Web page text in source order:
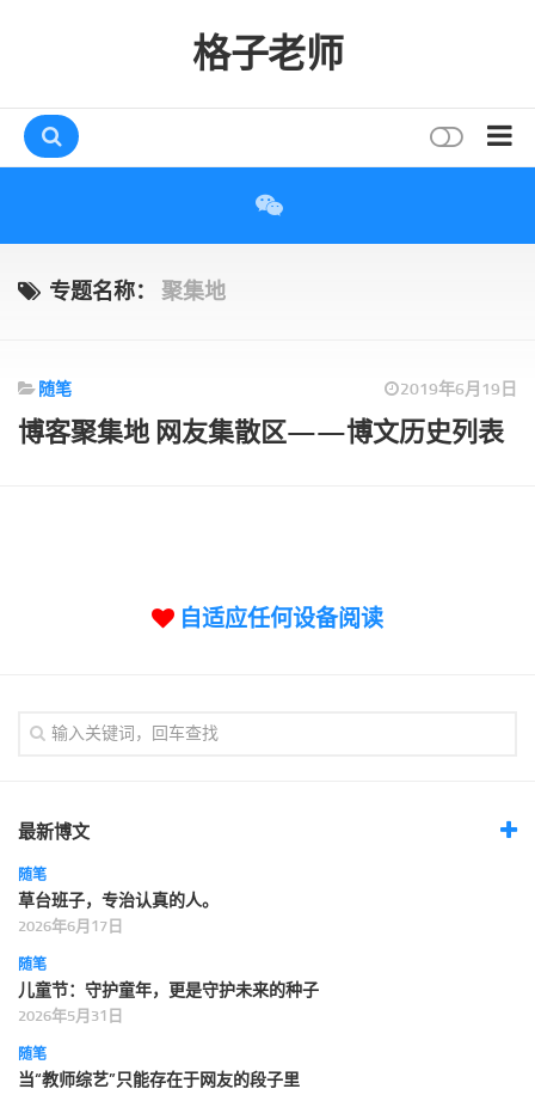
格子老师
互动
友情链接
专题名称： 聚集地
随笔 2019年6月19日
博客聚集地 网友集散区——博文历史列表
自适应任何设备阅读
最新博文
随笔
草台班子，专治认真的人。
2026年6月17日
随笔
儿童节：守护童年，更是守护未来的种子
2026年5月31日
随笔
当“教师综艺”只能存在于网友的段子里